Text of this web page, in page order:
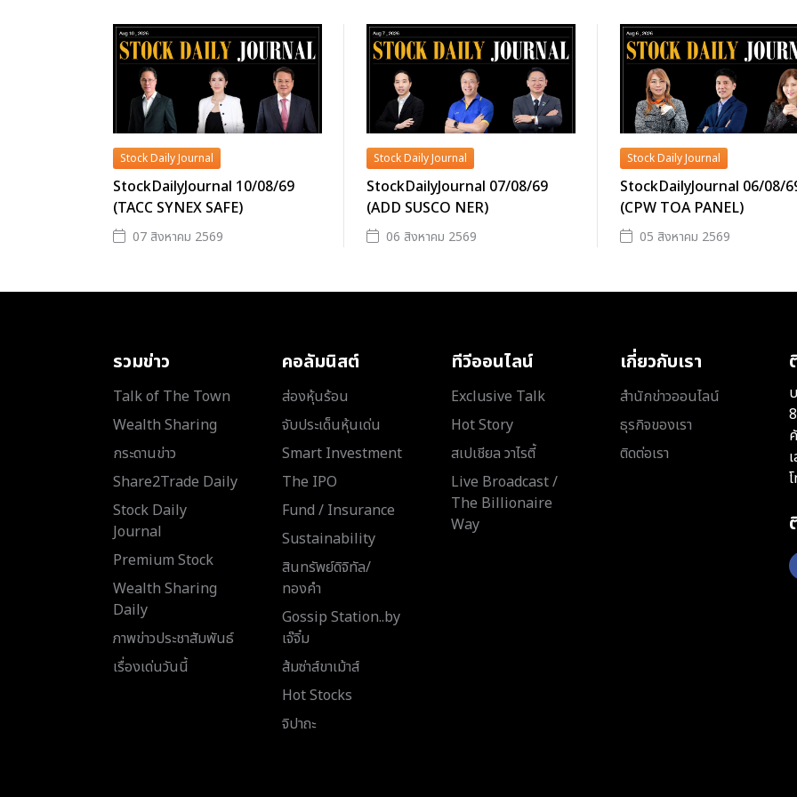
Stock Daily Journal
StockDailyJournal 10/08/69
(TACC SYNEX SAFE)
07 สิงหาคม 2569
Stock Daily Journal
StockDailyJournal 07/08/69
(ADD SUSCO NER)
06 สิงหาคม 2569
Stock Daily Journal
StockDailyJournal 06/08/
(CPW TOA PANEL)
05 สิงหาคม 2569
รวมข่าว
Talk of The Town
Wealth Sharing
กระดานข่าว
Share2Trade Daily
Stock Daily
Journal
Premium Stock
Wealth Sharing
Daily
ภาพข่าวประชาสัมพันธ์
เรื่องเด่นวันนี้
คอลัมนิสต์
ส่องหุ้นร้อน
จับประเด็นหุ้นเด่น
Smart Investment
The IPO
Fund / Insurance
Sustainability
สินทรัพย์ดิจิทัล/
ทองคำ
Gossip Station..by
เจ๊จิ๋ม
ส้มซ่าส์ขาเม้าส์
Hot Stocks
จิปาถะ
ทีวีออนไลน์
Exclusive Talk
Hot Story
สเปเชียล วาไรตี้
Live Broadcast /
The Billionaire
Way
เกี่ยวกับเรา
สำนักข่าวออนไลน์
ธุรกิจของเรา
ติดต่อเรา